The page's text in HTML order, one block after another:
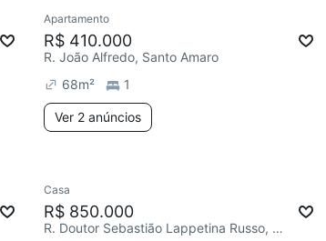
Apartamento
R$ 410.000
R. João Alfredo, Santo Amaro
68m² 1
Ver 2 anúncios
Casa
R$ 850.000
R. Doutor Sebastião Lappetina Russo, Santo Amaro